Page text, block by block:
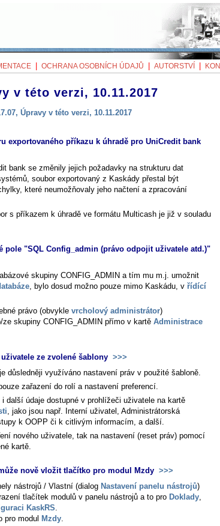
OCHRANA OSOBNÍCH ÚDAJŮ AUTORSTVÍ
v této verzi, 10.11.2017
Úpravy v této verzi, 10.11.2017
exportovaného příkazu k úhradě pro UniCredit bank
bank se změnily jejich požadavky na strukturu dat
soubor exportovaný z Kaskády přestal být
které neumožňovaly jeho načtení a zpracování
s příkazem k úhradě ve formátu Multicash je již v souladu
pole "SQL Config_admin (právo odpojit uživatele atd.)"
skupiny CONFIG_ADMIN a tím mu m.j. umožnit
, bylo dosud možno pouze mimo Kaskádu, v řídící
právo (obvykle vrcholový administrátor)
skupiny CONFIG_ADMIN přímo v kartě Administrace
ze zvolené šablony >>>
je důsledněji využíváno nastavení práv v použité šabloně.
zařazení do rolí a nastavení preferencí.
další údaje dostupné v prohlížeči uživatele na kartě
, jako jsou např. Interní uživatel, Administrátorská
k OOPP či k citlivým informacím, a další.
nového uživatele, tak na nastavení (reset práv) pomocí
kartě.
nově vložit tlačítko pro modul Mzdy >>>
nástrojů / Vlastní (dialog Nastavení panelu nástrojů)
tlačítek modulů v panelu nástrojů a to pro Doklady
KaskRS
modul Mzdy